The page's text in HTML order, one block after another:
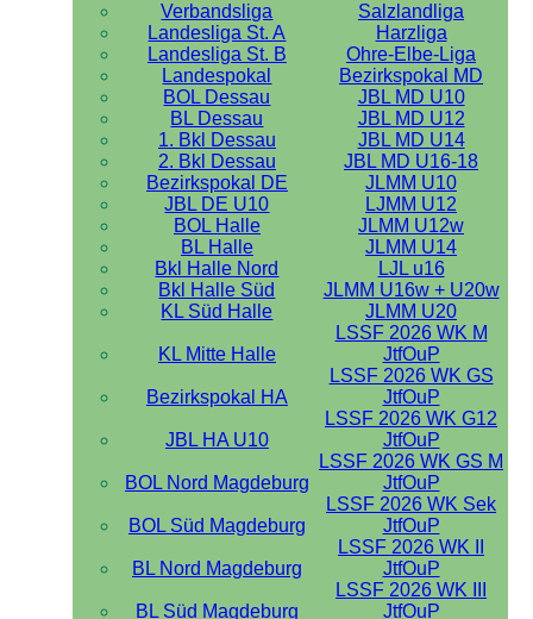
Verbandsliga
Salzlandliga
Landesliga St. A
Harzliga
Landesliga St. B
Ohre-Elbe-Liga
Landespokal
Bezirkspokal MD
BOL Dessau
JBL MD U10
BL Dessau
JBL MD U12
1. Bkl Dessau
JBL MD U14
2. Bkl Dessau
JBL MD U16-18
Bezirkspokal DE
JLMM U10
JBL DE U10
LJMM U12
BOL Halle
JLMM U12w
BL Halle
JLMM U14
Bkl Halle Nord
LJL u16
Bkl Halle Süd
JLMM U16w + U20w
KL Süd Halle
JLMM U20
KL Mitte Halle
LSSF 2026 WK M
JtfOuP
Bezirkspokal HA
LSSF 2026 WK GS
JtfOuP
JBL HA U10
LSSF 2026 WK G12
JtfOuP
BOL Nord Magdeburg
LSSF 2026 WK GS M
JtfOuP
BOL Süd Magdeburg
LSSF 2026 WK Sek
JtfOuP
BL Nord Magdeburg
LSSF 2026 WK II
JtfOuP
BL Süd Magdeburg
LSSF 2026 WK III
JtfOuP